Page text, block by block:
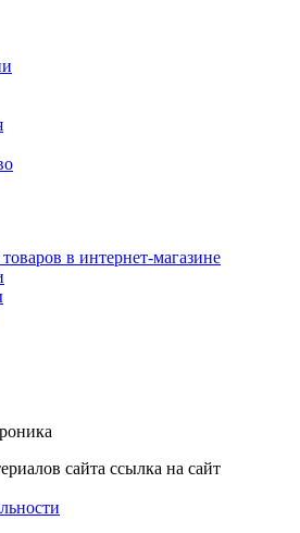
в интернет-магазине
сайта ссылка на сайт